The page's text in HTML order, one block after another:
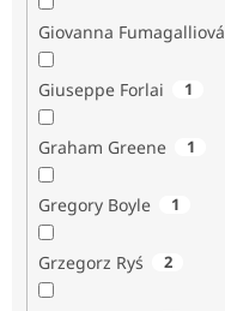
Giovanna Fumagalliová
Giuseppe Forlai 1
Graham Greene 1
Gregory Boyle 1
Grzegorz Ryś 2